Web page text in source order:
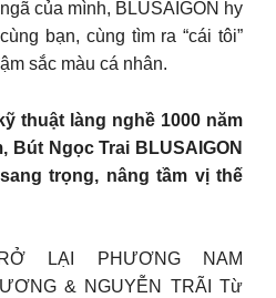
của mình, BLUSAIGON hy
bạn, cùng tìm ra “cái tôi”
sắc màu cá nhân.
thuật làng nghề 1000 năm
Bút Ngọc Trai BLUSAIGON
trọng, nâng tầm vị thế
LẠI PHƯƠNG NAM
& NGUYỄN TRÃI Từ